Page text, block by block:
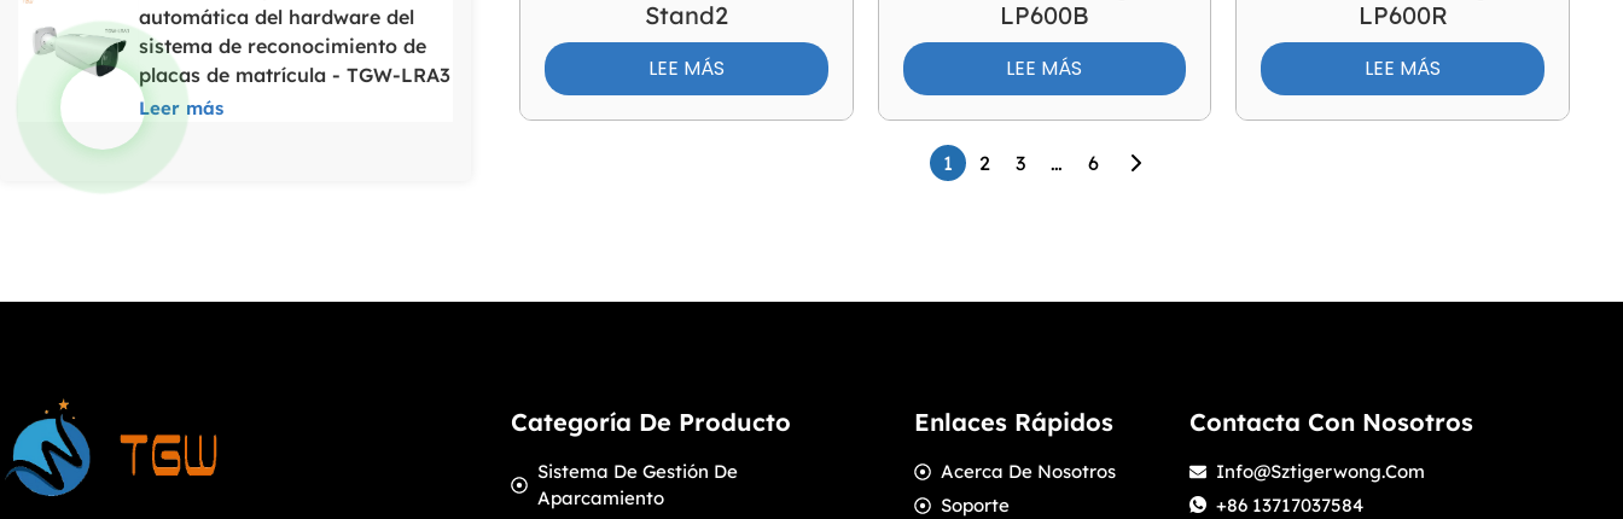
automática del hardware del
sistema de reconocimiento de
placas de matrícula - TGW-LRA3
Leer más
Stand2
LEE MÁS
LP600B
LEE MÁS
LP600R
LEE MÁS
1 2 3 … 6
Categoría De Producto
Sistema De Gestión De
Aparcamiento
Enlaces Rápidos
Acerca De Nosotros
Soporte
Contacta Con Nosotros
Info@sztigerwong.com
+86 13717037584